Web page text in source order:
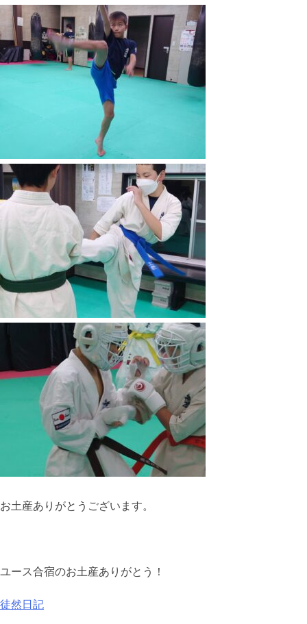
お土産ありがとうございます。
ユース合宿のお土産ありがとう！
徒然日記